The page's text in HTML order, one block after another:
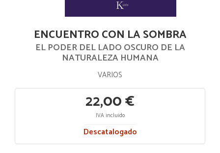
ENCUENTRO CON LA SOMBRA
EL PODER DEL LADO OSCURO DE LA
NATURALEZA HUMANA
VARIOS
22,00 €
IVA incluido
Descatalogado